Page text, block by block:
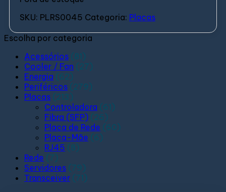
SKU: PLRS0045 Categoria: Placas
Escolha por categoria
Acessórios (81)
Cooler / Fan (27)
Energia (62)
Periféricos (279)
Placas (213)
Controladora (61)
Fibra (SFP) (26)
Placa de Rede (60)
Placa-Mãe (6)
RJ45 (8)
Rede (7)
Servidores (79)
Transceiver (71)